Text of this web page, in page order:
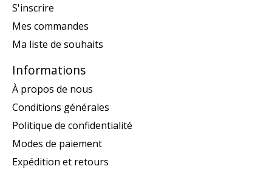
S'inscrire
Mes commandes
Ma liste de souhaits
Informations
À propos de nous
Conditions générales
Politique de confidentialité
Modes de paiement
Expédition et retours